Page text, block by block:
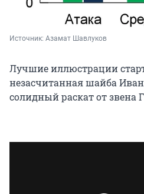
Источник: Азамат Шавлуков
Лучшие иллюстрации
незасчитанная шайба
солидный раскат от звена